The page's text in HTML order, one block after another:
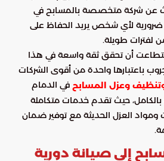
عن شركة متخصصة بالمسابح في
لأي شخص يريد الحفاظ على
لفترات طويلة.
أن تحقق ثقة واسعة في هذا
باعتبارها واحدة من أقوى الشركات
وعزل المسابح في الدمام
بالكامل، حيث تقدم خدمات متكاملة
العزل الحديثة مع توفير ضمان
إلى صيانة دورية